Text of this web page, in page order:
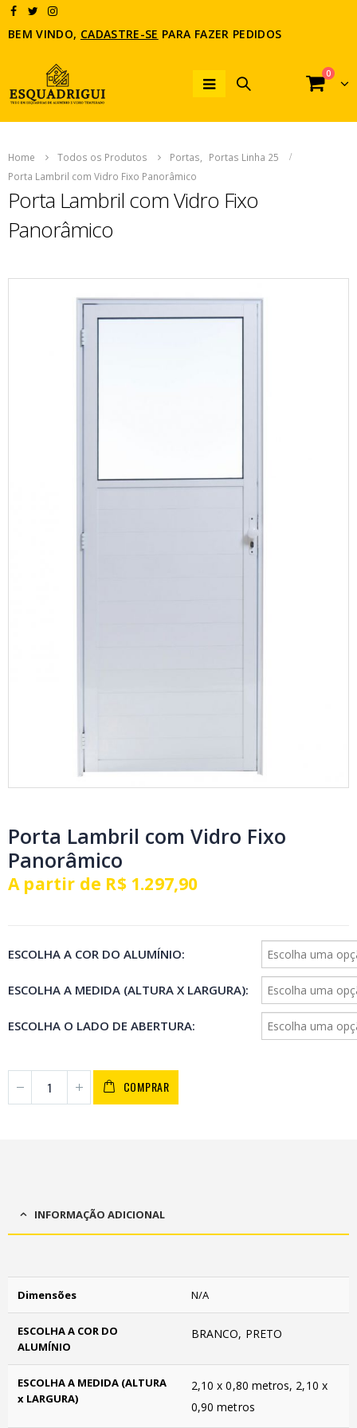
BEM VINDO, CADASTRE-SE PARA FAZER PEDIDOS
0
Home Todos os Produtos Portas
Portas Linha 25
Porta Lambril com Vidro Fixo Panorâmico
Porta Lambril com Vidro Fixo
Panorâmico
Porta Lambril com Vidro Fixo
Panorâmico
A partir de R$1.297,90
ESCOLHA A COR DO ALUMÍNIO
ESCOLHA A MEDIDA (ALTURA X LARGURA)
ESCOLHA O LADO DE ABERTURA
COMPRAR
INFORMAÇÃO ADICIONAL
Dimensões N/A
ESCOLHA A COR DO
ALUMÍNIO
BRANCO, PRETO
ESCOLHA A MEDIDA (ALTURA
x LARGURA)
2,10 x 0,80 metros, 2,10 x
0,90 metros